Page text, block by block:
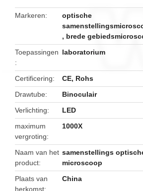
Markeren
optische
, brede
Toepassingen laboratorium
Certificering
CE, Rohs
Drawtube
Binoculair
Verlichting
LED
maximum
vergroting
1000X
Naam van het
product
samenstellings
microscoop
Plaats van
herkomst
China